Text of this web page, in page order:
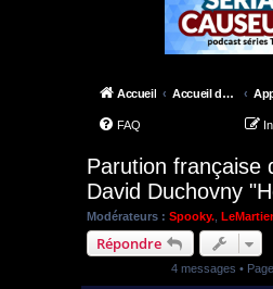
Accueil Accueil du forum
FAQ
Parution française
David Duchovny
Modérateurs : Spooky.
Répondre
4 messages • Page